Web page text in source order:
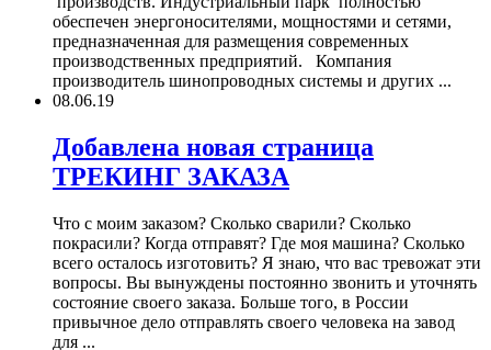
обеспечен энергоносителями, мощностями и сетями,
предназначенная для размещения современных
производственных предприятий. Компания
производитель шинопроводных системы и других ...
08.06.19
Добавлена новая страница
ТРЕКИНГ ЗАКАЗА
Что с моим заказом? Сколько сварили? Сколько
покрасили? Когда отправят? Где моя машина? Сколько
всего осталось изготовить? Я знаю, что вас тревожат эти
вопросы. Вы вынуждены постоянно звонить и уточнять
состояние своего заказа. Больше того, в России
привычное дело отправлять своего человека на завод
для ...